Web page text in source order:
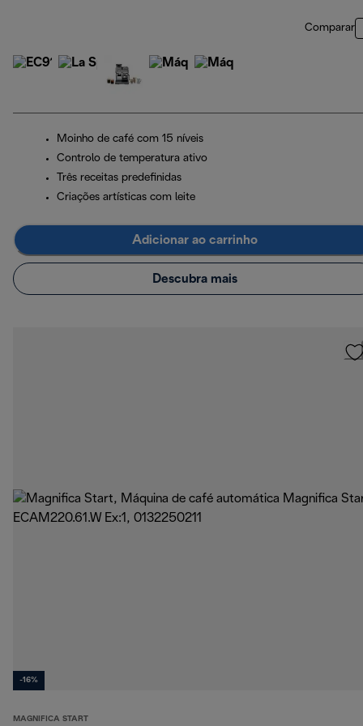
Comparar
Moinho de café com 15 níveis
Controlo de temperatura ativo
Três receitas predefinidas
Criações artísticas com leite
Adicionar ao carrinho
Descubra mais
-16%
MAGNIFICA START